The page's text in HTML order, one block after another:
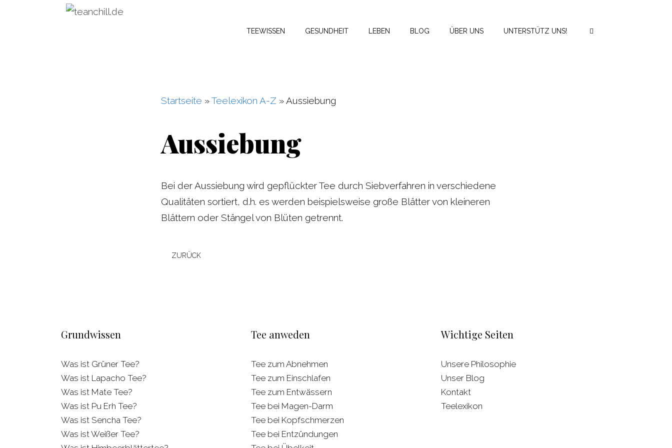
TEEWISSEN GESUNDHEIT LEBEN BLOG ÜBER UNS UNTERSTÜTZ UNS!
Startseite »Teelexikon A-Z »Aussiebung
Aussiebung
Bei der Aussiebung wird gepflückter Tee durch Siebverfahren in verschiedene
Qualitäten sortiert, d.h. es werden beispielsweise große Blätter von kleineren
Blättern oder Stängel von Blüten getrennt.
ZURÜCK
Grundwissen
Was ist Grüner Tee?
Was ist Lapacho Tee?
Was ist Mate Tee?
Was ist Pu Erh Tee?
Was ist Sencha Tee?
Was ist Weißer Tee?
Tee anweden
Tee zum Abnehmen
Tee zum Einschlafen
Tee zum Entwässern
Tee bei Magen-Darm
Tee bei Kopfschmerzen
Tee bei Entzündungen
Wichtige Seiten
Unsere Philosophie
Unser Blog
Kontakt
Teelexikon